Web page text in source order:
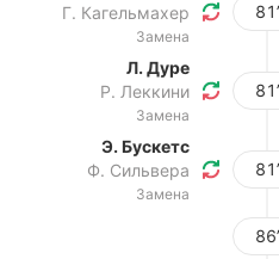
Г. Кагельмахер
Замена
81’
Л. Дуре
Р. Леккини
Замена
81’
Э. Бускетс
Ф. Сильвера
Замена
81’
86’